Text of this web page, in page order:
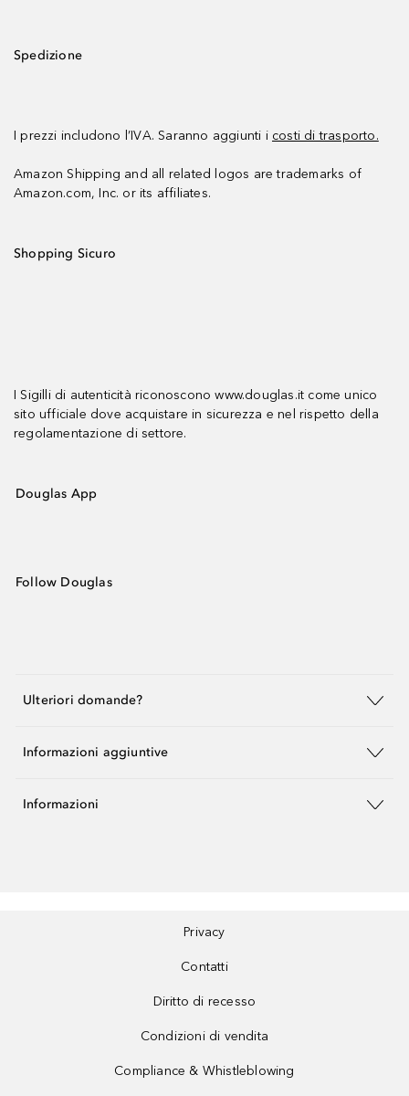
Spedizione
I prezzi includono l’IVA. Saranno aggiunti i costi di trasporto.
Amazon Shipping and all related logos are trademarks of
Amazon.com, Inc. or its affiliates.
Shopping Sicuro
I Sigilli di autenticità riconoscono www.douglas.it come unico
sito ufficiale dove acquistare in sicurezza e nel rispetto della
regolamentazione di settore.
Douglas App
Follow Douglas
Ulteriori domande?
Informazioni aggiuntive
Informazioni
Privacy
Contatti
Diritto di recesso
Condizioni di vendita
Compliance & Whistleblowing